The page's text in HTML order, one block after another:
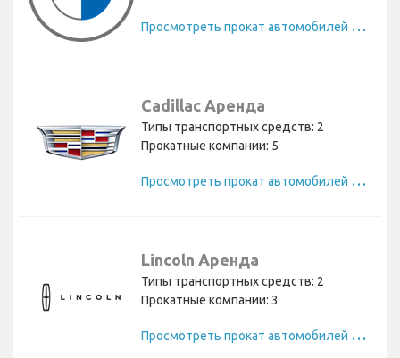
П
росмотреть прокат автомобилей BMW
Cadillac Аренда
Типы транспортных средств: 2
Прокатные компании: 5
П
росмотреть прокат автомобилей Cadillac
Lincoln Аренда
Типы транспортных средств: 2
Прокатные компании: 3
П
росмотреть прокат автомобилей Lincoln